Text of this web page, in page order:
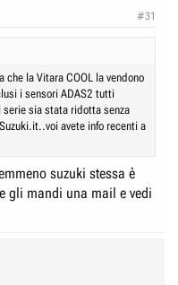
#31
la Vitara COOL la vendono
i sensori ADAS2 tutti
sia stata ridotta senza
avete info recenti a
suzuki stessa è
gli mandi una mail e vedi